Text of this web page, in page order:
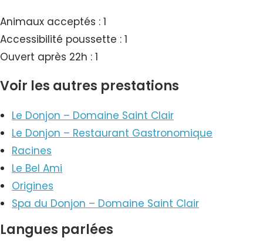
Animaux acceptés : 1
Accessibilité poussette : 1
Ouvert après 22h : 1
Voir les autres prestations
Le Donjon – Domaine Saint Clair
Le Donjon – Restaurant Gastronomique
Racines
Le Bel Ami
Origines
Spa du Donjon – Domaine Saint Clair
Langues parlées